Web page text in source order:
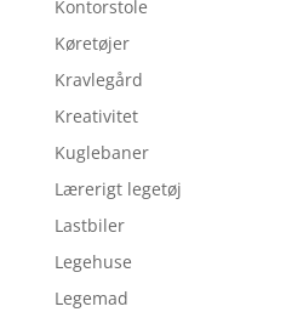
Kontorstole
Køretøjer
Kravlegård
Kreativitet
Kuglebaner
Lærerigt legetøj
Lastbiler
Legehuse
Legemad